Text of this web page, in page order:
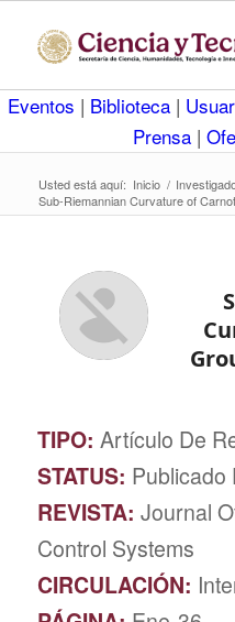
Eventos | Biblioteca |
Prensa |
Usted está aquí: Inicio /
Sub-Riemannian Curvature of
TIPO: Artículo De
STATUS: Publicado
REVISTA: Journal
Control Systems
CIRCULACIÓN: